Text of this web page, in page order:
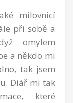
milovnicí
při sobě a
omylem
a někdo mi
tak jsem
Diář mi tak
které